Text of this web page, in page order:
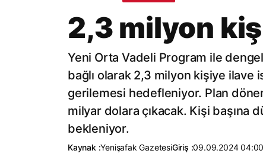
2,3 milyon
Yeni Orta Vadeli Program ile
bağlı olarak 2,3 milyon kişiye ilave
gerilemesi hedefleniyor. Plan
milyar dolara çıkacak. Kişi başına
bekleniyor.
Kaynak :Yenişafak GazetesiGiriş :09.09.2024